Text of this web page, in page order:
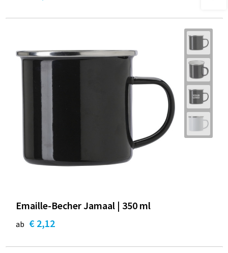
Emaille-Becher Jamaal | 350 ml
ab € 2,12